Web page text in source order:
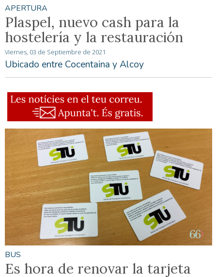
APERTURA
Plaspel, nuevo cash para la
hostelería y la restauración
Viernes, 03 de Septiembre de 2021
Ubicado entre Cocentaina y Alcoy
BUS
Es hora de renovar la tarjeta